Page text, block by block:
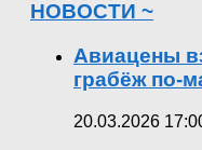
НОВОСТИ ~
Авиацены
грабёж по-
20.03.2026